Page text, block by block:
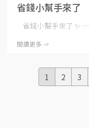
省錢小幫手來了
省錢小幫手來了 ✨ ⋯
閱讀更多 ->
1 2 3